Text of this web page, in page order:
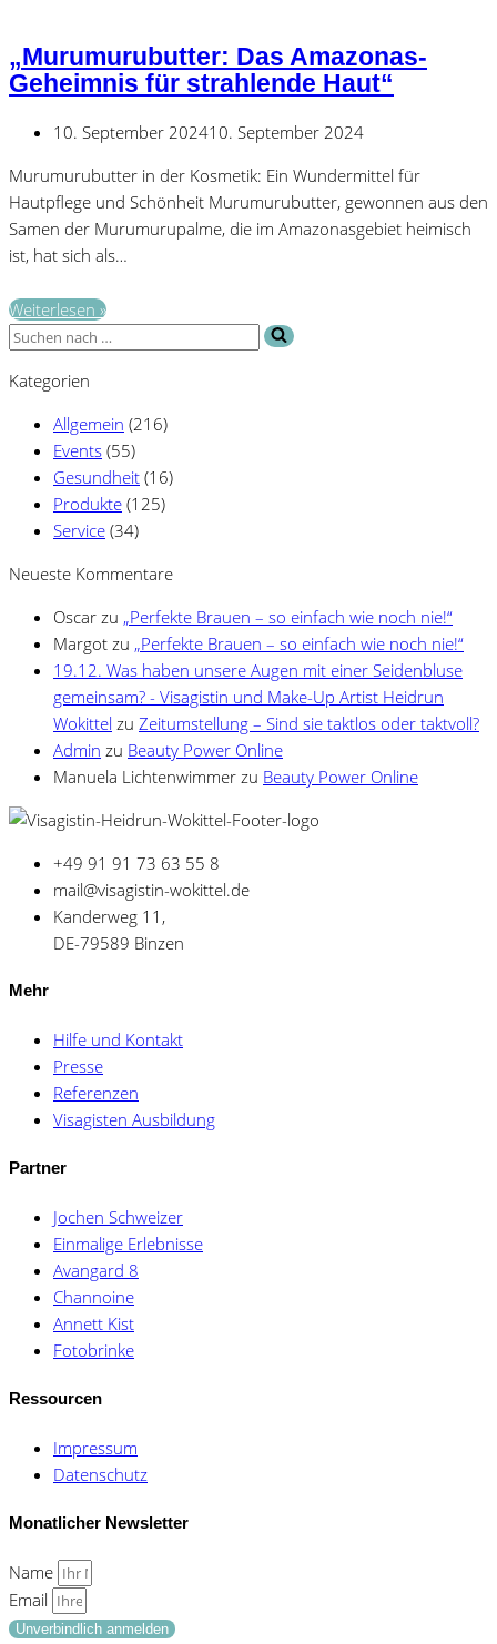
„Murumurubutter: Das Amazonas-
Geheimnis für strahlende Haut“
10. September 202410. September 2024
Murumurubutter in der Kosmetik: Ein Wundermittel für
Hautpflege und Schönheit Murumurubutter, gewonnen aus den
Samen der Murumurupalme, die im Amazonasgebiet heimisch
ist, hat sich als…
Weiterlesen »„Murumurubutter:
für
strahlende
Haut“
Suchen
Kategorien
Allgemein (216)
Events (55)
Gesundheit (16)
Produkte (125)
Service (34)
Neueste Kommentare
Oscar zu „Perfekte Brauen – so einfach wie noch nie!“
Margot zu „Perfekte Brauen – so einfach wie noch nie!“
19.12. Was haben unsere Augen mit einer Seidenbluse
gemeinsam? - Visagistin und Make-Up Artist Heidrun
Wokittel zu Zeitumstellung – Sind sie taktlos oder taktvoll?
Admin zu Beauty Power Online
Manuela Lichtenwimmer zu Beauty Power Online
+49 91 91 73 63 55 8
mail@visagistin-wokittel.de
Kanderweg 11,
DE-79589 Binzen
Mehr
Hilfe und Kontakt
Presse
Referenzen
Visagisten Ausbildung
Partner
Jochen Schweizer
Einmalige Erlebnisse
Avangard 8
Channoine
Annett Kist
Fotobrinke
Ressourcen
Impressum
Datenschutz
Monatlicher Newsletter
Name
Email
Unverbindlich anmelden